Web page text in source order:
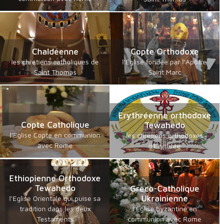
Chaldéenne
les chrétiens catholiques de
Saint Thomas
Copte Orthodoxe
l’Eglise fondée par l’Apôtre
Saint Marc
Copte Catholique
l’Eglise Copte en communion
avec Rome
Erythréenne orthodoxe
Tewahedo
les chrétiens orthodoxes
d'Erythrée
Ethiopienne Orthodoxe
Tewahedo
l’Eglise Orientale qui puise sa
tradition dans les deux
Testaments
Gréco-Catholique
Ukrainienne
l’Eglise byzantine en
communion avec Rome